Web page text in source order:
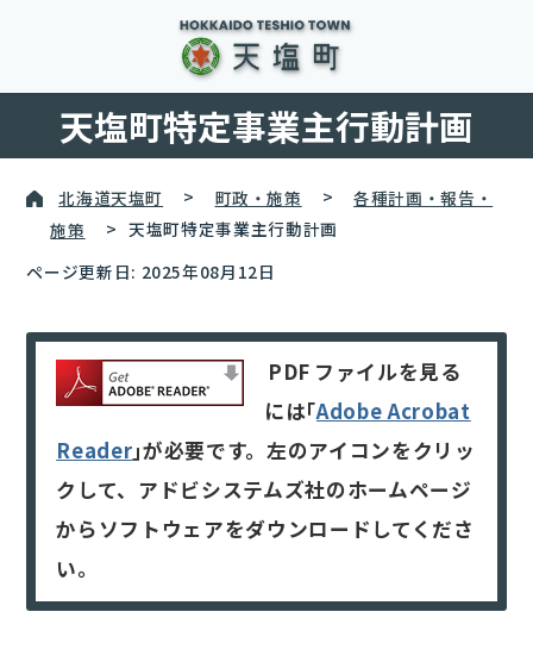
天塩町特定事業主行動計画
北海道天塩町 > 町政・施策 >
各種計画・報告・
施策
> 天塩町特定事業主行動計画
ページ更新日: 2025年08月12日
PDF ファイルを見る
には｢Adobe Acrobat
Reader｣が必要です。左のアイコンをクリッ
クして、アドビシステムズ社のホームページ
からソフトウェアをダウンロードしてくださ
い。